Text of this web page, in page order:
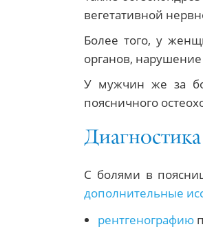
вегетативной
Более того, у
органов,
У мужчин же за
поясничного
С болями в
дополнительные
рентгенографию